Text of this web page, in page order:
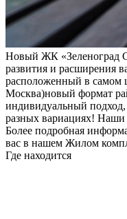
Новый ЖК «Зеленоград
развития и расширения
расположенный в самом
Москва)новый формат
индивидуальный
разных вариациях!
Более подробная
вас в нашем Жилом
Где находится